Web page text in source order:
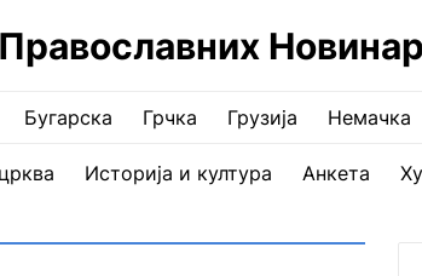
Бугарска Грчка Грузија Немачка
Историја и култура Анкета